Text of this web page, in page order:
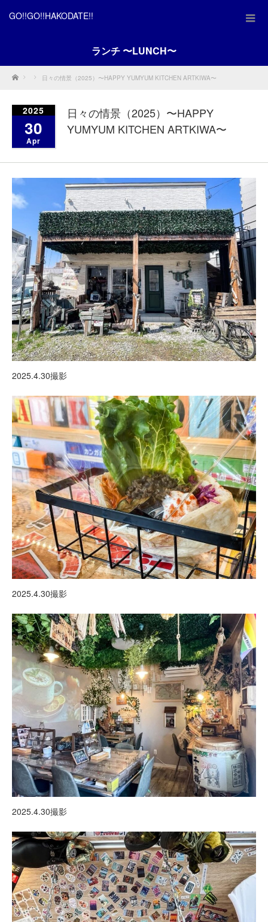
GO!!GO!!HAKODATE!!
ランチ 〜LUNCH〜
Home 日々の情景（2025）〜HAPPY YUMYUM KITCHEN ARTKIWA〜
2025
30
Apr
日々の情景（2025）〜HAPPY
YUMYUM KITCHEN ARTKIWA〜
2025.4.30撮影
2025.4.30撮影
2025.4.30撮影